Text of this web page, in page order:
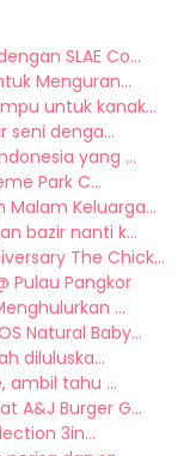
SLAE Co...
Menguran...
untuk kanak...
seni denga...
yang ...
Park C...
Malam Keluarga...
bazir nanti k...
The Chick...
Pulau Pangkor
...
Natural Baby...
diluluska...
ambil tahu ...
A&J Burger G...
3in...